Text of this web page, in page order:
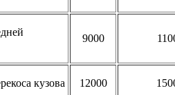
9000
кузова 12000